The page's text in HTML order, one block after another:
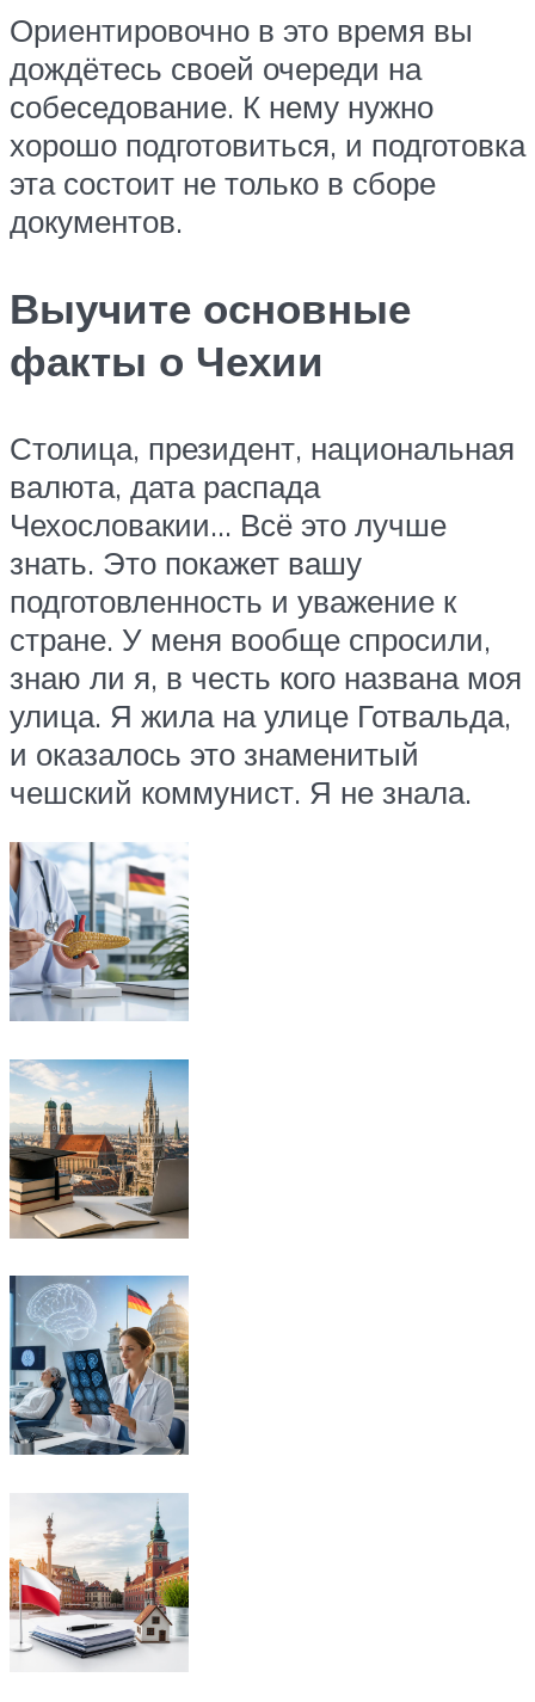
Ориентировочно в это время вы
дождётесь своей очереди на
собеседование. К нему нужно
хорошо подготовиться, и подготовка
эта состоит не только в сборе
документов.
Выучите основные
факты о Чехии
Столица, президент, национальная
валюта, дата распада
Чехословакии… Всё это лучше
знать. Это покажет вашу
подготовленность и уважение к
стране. У меня вообще спросили,
знаю ли я, в честь кого названа моя
улица. Я жила на улице Готвальда,
и оказалось это знаменитый
чешский коммунист. Я не знала.